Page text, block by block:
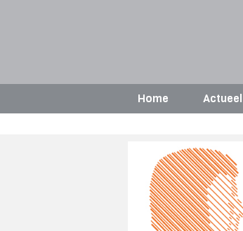
Home Actueel